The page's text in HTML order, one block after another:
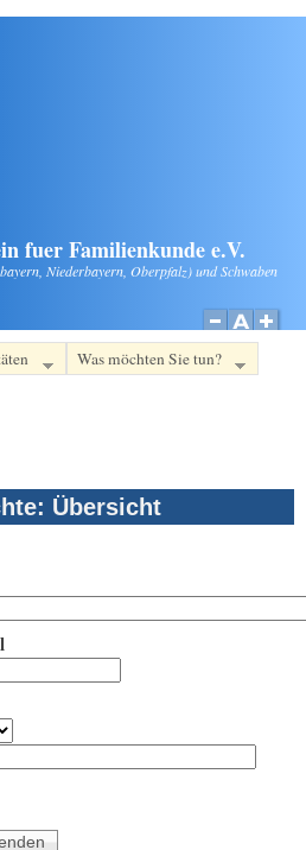
fuer Familienkunde e.V.
Niederbayern, Oberpfalz) und Schwaben
Was möchten Sie tun?
Übersicht